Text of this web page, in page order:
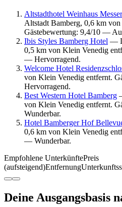
Altstadthotel Weinhaus
Altstadt Bamberg, 0,6 km
Gästebewertung: 9,4/10 —
Ibis Styles Bamberg Hotel —
0,5 km von Klein Venedig
— Hervorragend.
Welcome Hotel
von Klein Venedig entfernt.
Hervorragend.
Best Western Hotel Bamberg
von Klein Venedig entfernt.
Wunderbar.
Hotel Bamberger Hof
0,6 km von Klein Venedig
— Wunderbar.
Empfohlene UnterkünftePreis
(aufsteigend)Entfernung
Deine Ausgangsbasis